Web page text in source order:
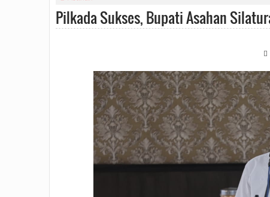
Pilkada Sukses, Bupati Asahan